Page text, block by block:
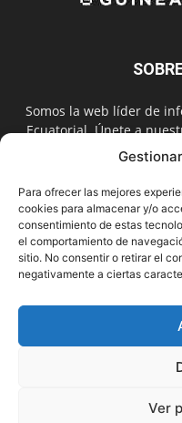
Para ofrecer las mejores
cookies para almacenar y/o
consentimiento de estas
el comportamiento de
sitio. No consentir o retirar el
negativamente a ciertas
Ver
Somos la web líder de
Ecuatorial. Únete a
digital
Contáctanos: